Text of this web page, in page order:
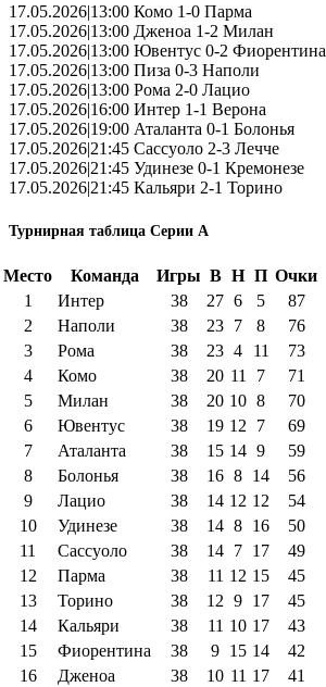
17.05.2026|13:00 Комо 1-0 Парма
17.05.2026|13:00 Дженоа 1-2 Милан
17.05.2026|13:00 Ювентус 0-2 Фиорентина
17.05.2026|13:00 Пиза 0-3 Наполи
17.05.2026|13:00 Рома 2-0 Лацио
17.05.2026|16:00 Интер 1-1 Верона
17.05.2026|19:00 Аталанта 0-1 Болонья
17.05.2026|21:45 Сассуоло 2-3 Лечче
17.05.2026|21:45 Удинезе 0-1 Кремонезе
17.05.2026|21:45 Кальяри 2-1 Торино
Турнирная таблица Серии А
Место Команда Игры В Н П Очки
1
Интер 38 27 6 5
87
2
Наполи 38 23 7 8
76
3
Рома 38 23 4 11
73
4
Комо 38 20 11 7
71
5
Милан 38 20 10 8
70
6
Ювентус 38 19 12 7
69
7
Аталанта 38 15 14 9
59
8
Болонья 38 16 8 14
56
9
Лацио 38 14 12 12
54
10
Удинезе 38 14 8 16
50
11
Сассуоло 38 14 7 17
49
12
Парма 38 11 12 15
45
13
Торино 38 12 9 17
45
14
Кальяри 38 11 10 17
43
15
Фиорентина 38 9 15 14
42
16
Дженоа 38 10 11 17
41